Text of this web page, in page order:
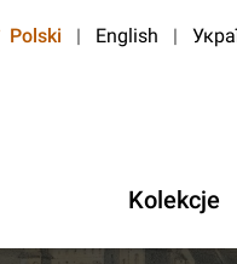
Polski | English |
Kolekcje